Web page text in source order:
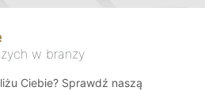
w branży
Ciebie? Sprawdź naszą